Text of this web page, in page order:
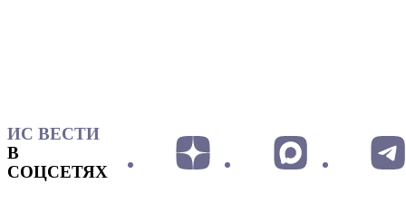
ИС ВЕСТИ
В
СОЦСЕТЯХ